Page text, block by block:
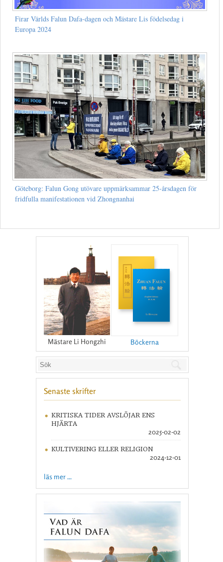
Firar Världs Falun Dafa-dagen och Mästare Lis födelsedag i
Europa 2024
Göteborg: Falun Gong utövare uppmärksammar 25-årsdagen för
fridfulla manifestationen vid Zhongnanhai
Mästare Li Hongzhi Böckerna
Senaste skrifter
KRITISKA TIDER AVSLÖJAR ENS
HJÄRTA
2025-02-02
KULTIVERING ELLER RELIGION
2024-12-01
läs mer ...